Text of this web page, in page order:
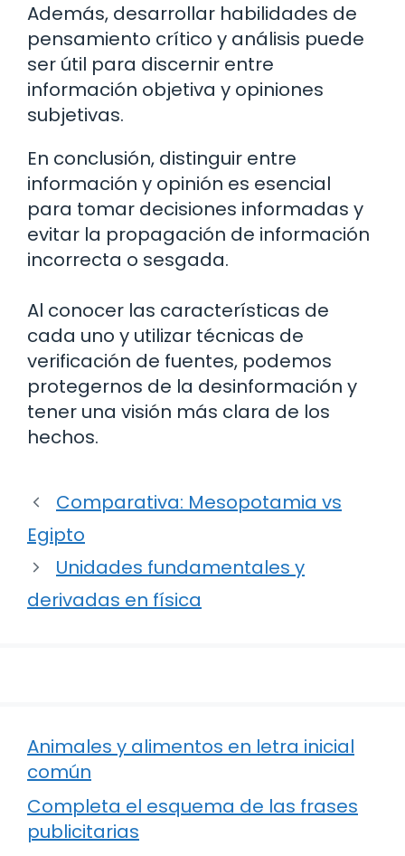
Además, desarrollar habilidades de
pensamiento crítico y análisis puede
ser útil para discernir entre
información objetiva y opiniones
subjetivas.
En conclusión, distinguir entre
información y opinión es esencial
para tomar decisiones informadas y
evitar la propagación de información
incorrecta o sesgada.
Al conocer las características de
cada uno y utilizar técnicas de
verificación de fuentes, podemos
protegernos de la desinformación y
tener una visión más clara de los
hechos.
Comparativa: Mesopotamia vs
Egipto
Unidades fundamentales y
derivadas en física
Animales y alimentos en letra inicial
común
Completa el esquema de las frases
publicitarias